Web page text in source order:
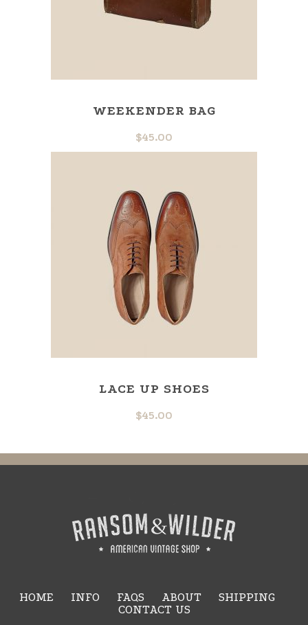
WEEKENDER BAG
$45.00
LACE UP SHOES
$45.00
HOME INFO FAQS ABOUT
SHIPPING
CONTACT US